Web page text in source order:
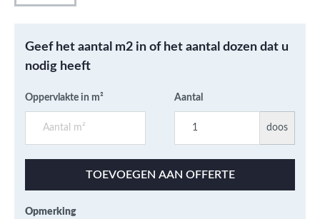
Geef het aantal m2 in of het aantal dozen dat u
nodig heeft
Oppervlakte in m² Aantal
doos
TOEVOEGEN AAN OFFERTE
Opmerking